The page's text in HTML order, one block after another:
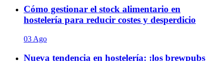
Cómo gestionar el stock alimentario en
hostelería para reducir costes y desperdicio
03 Ago
Nueva tendencia en hostelería: ¡los brewpubs